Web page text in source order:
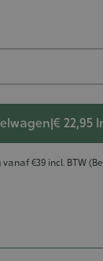
|€ 22,95
vanaf €39 incl. BTW